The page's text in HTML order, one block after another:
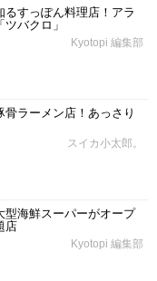
るすっぽん料理店！アラ
バクロ」
Kyotopi 編集部
骨ラーメン店！あっさり
スイカ小太郎。
型海鮮スーパーがオープ
店
Kyotopi 編集部